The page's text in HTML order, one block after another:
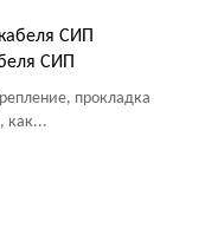
СИП
прокладка
как...